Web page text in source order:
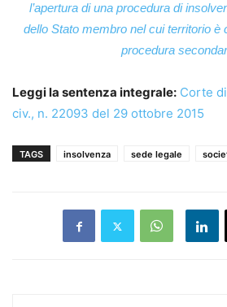
l’apertura di una procedura di
dello Stato membro nel cui territorio è
procedura
Leggi la sentenza integrale: Corte
civ., n. 22093 del 29 ottobre 2015
TAGS insolvenza sede legale